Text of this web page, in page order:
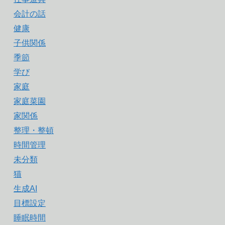
会計の話
健康
子供関係
季節
学び
家庭
家庭菜園
家関係
整理・整頓
時間管理
未分類
猫
生成AI
目標設定
睡眠時間